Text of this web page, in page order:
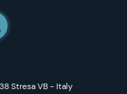
Stresa VB - Italy